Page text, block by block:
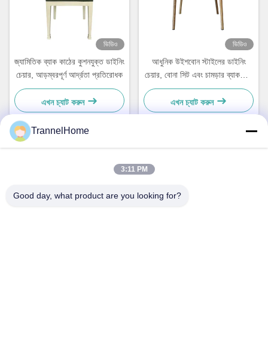
ভিডিও
জ্যামিতিক ব্যাক কাঠের কুশনযুক্ত ডাইনিং
চেয়ার, আড়ম্বরপূর্ণ আর্দ্রতা প্রতিরোধক
এখন চ্যাট করুন
ভিডিও
আধুনিক উইশবোন স্টাইলের ডাইনিং
চেয়ার, বোনা সিট এবং চামড়ার ব্যাকরেস্ট
সহ
এখন চ্যাট করুন
ঠিকানা
TrannelHome
3:11 PM
Good day, what product are you looking for?